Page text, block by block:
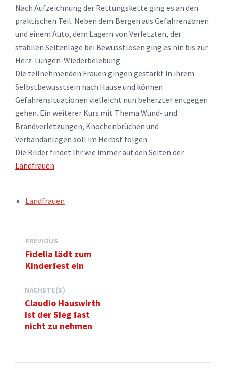
Nach Aufzeichnung der Rettungskette ging es an den
praktischen Teil. Neben dem Bergen aus Gefahrenzonen
und einem Auto, dem Lagern von Verletzten, der
stabilen Seitenlage bei Bewusstlosen ging es hin bis zur
Herz-Lungen-Wiederbelebung.
Die teilnehmenden Frauen gingen gestärkt in ihrem
Selbstbewusstsein nach Hause und können
Gefahrensituationen vielleicht nun beherzter entgegen
gehen. Ein weiterer Kurs mit Thema Wund- und
Brandverletzungen, Knochenbrüchen und
Verbandanlegen soll im Herbst folgen.
Die Bilder findet Ihr wie immer auf den Seiten der
Landfrauen.
TAGS:Landfrauen
PREVIOUS
Fidelia lädt zum
Kinderfest ein
NÄCHSTE(S)
Claudio Hauswirth
ist der Sieg fast
nicht zu nehmen